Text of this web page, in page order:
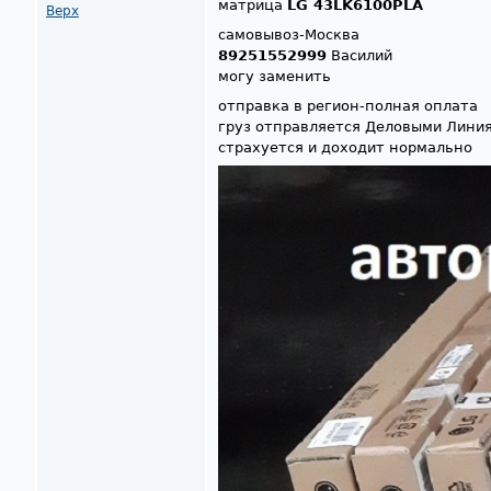
Верх матрица
LG 43LK6100PLA
самовывоз-Москва
89251552999Василий
могу заменить
отправка в регион-полная оплата
груз отправляется Деловыми
страхуется и доходит нормально